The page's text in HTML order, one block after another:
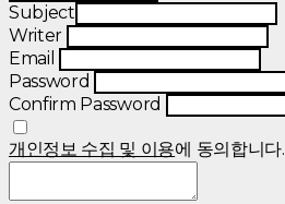
Subject
Writer
Email
Password
Confirm Password
개인정보 수집 및 이용에 동의합니다.